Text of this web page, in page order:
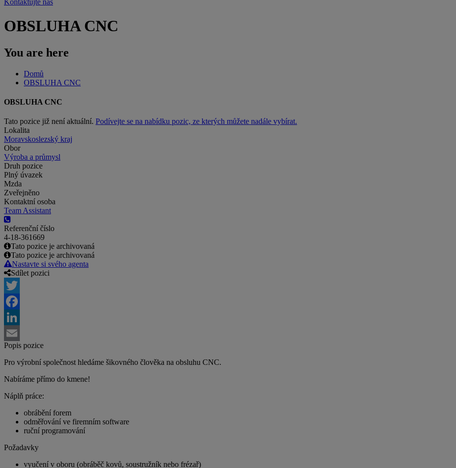
Kontaktujte nás
OBSLUHA CNC
You are here
Domů
OBSLUHA CNC
OBSLUHA CNC
Tato pozice již není aktuální. Podívejte se na nabídku pozic, ze kterých můžete nadále vybírat.
Lokalita
Moravskoslezský kraj
Obor
Výroba a průmysl
Druh pozice
Plný úvazek
Mzda
Zveřejněno
Kontaktní osoba
Team Assistant
Referenční číslo
4-18-361669
Tato pozice je archivovaná
Tato pozice je archivovaná
Nastavte si svého agenta
Sdílet pozici
Twitter
Facebook
LinkedIn
Email
Popis pozice
Pro výrobní společnost hledáme šikovného člověka na obsluhu CNC.
Nabíráme přímo do kmene!
Náplň práce:
obrábění forem
odměřování ve firemním software
ruční programování
Požadavky
vyučení v oboru (obráběč kovů, soustružník nebo frézař)